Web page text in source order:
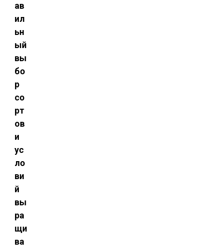
ав
ил
ьн
ый
вы
бо
р
со
рт
ов
и
ус
ло
ви
й
вы
ра
щи
ва